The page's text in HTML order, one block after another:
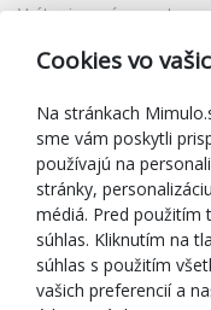
Vrátenie a výmena
Reklamácia
Zľavové kupóny
Blog
O predajcovi
Mimulo.sk
Obchodné podmienky
Ochrana osobných
Cookies vo
Na stránkach
sme vám poskytli
používajú na
stránky,
médiá. Pred použitím
súhlas. Kliknutím na
súhlas s použitím
vašich preferencií a